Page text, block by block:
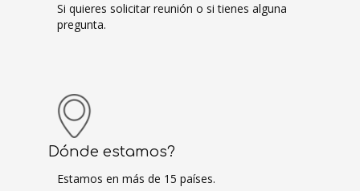
Si quieres solicitar reunión o si tienes alguna
pregunta.
Dónde estamos?
Estamos en más de 15 países.